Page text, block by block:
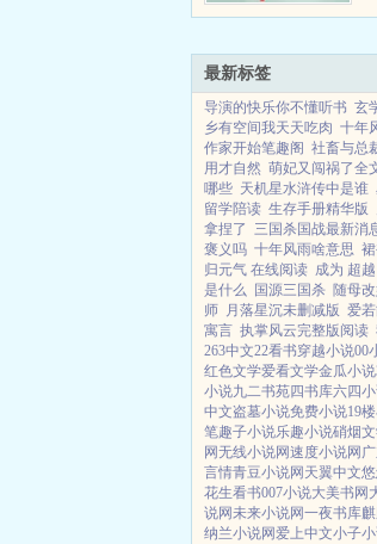
最新标签
导演的快乐你不懂听书 玄
乡有空间我天天吃肉 十年
作家开始笔趣阁 社畜与总
用才自然 萌妃又闯祸了全
哪些 天机星水浒传中是谁
留学陪读 生存手册精华版
拿捏了
三国杀国战最新消
褒义吗 十年风雨啥意思
归元气 在线阅读 成为 超越
是什么
国源三国杀 随母
师 月落星沉未删减版 爱
寓言 执掌风云完整版阅读
263中文22看书穿越小说00
红色文学爱看文学金瓜小说
小说九二书苑四书库六四
中文盗墓小说免费小说19
笔趣子小说乐趣小说硝烟
网无线小说网速度小说网
言情青豆小说网 天翼中文
花生看书007小说大美书网
说网未来小说网一夜书库
纳兰小说网爱上中文小子